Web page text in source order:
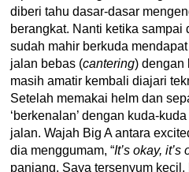
diberi tahu dasar-dasar
berangkat. Nanti ketika sampai
sudah mahir berkuda
jalan bebas (cantering) dengan
masih amatir kembali diajari
Setelah memakai helm dan
‘berkenalan’ dengan kuda-
jalan. Wajah Big A antara
dia menggumam, “It’s okay, it’s
panjang. Saya tersenyum